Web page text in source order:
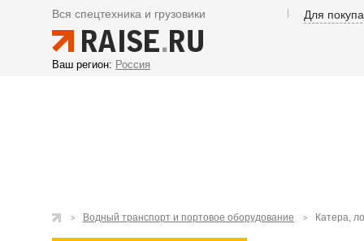
Вся спецтехника и грузовики Для
Ваш регион: Россия
Водный транспорт и портовое оборудование Катера,